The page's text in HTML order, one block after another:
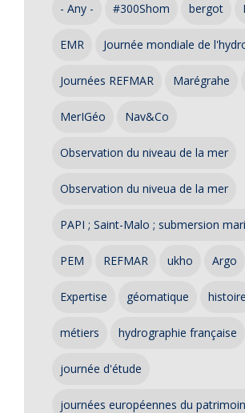
- Any - #300Shom bergot
EMR Journée mondiale de
Journées REFMAR Marégrahe
MerIGéo Nav&Co
Observation du niveau de la mer
Observation du niveua de la mer
PAPI ; Saint-Malo ; submersion
PEM REFMAR ukho Argo
Expertise géomatique histoire
métiers hydrographie française
journée d'étude
journées européennes du